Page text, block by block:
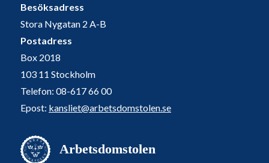
Besöksadress
Stora Nygatan 2 A-B
Postadress
Box 2018
103 11 Stockholm
Telefon: 08-617 66 00
Epost: kansliet@arbetsdomstolen.se